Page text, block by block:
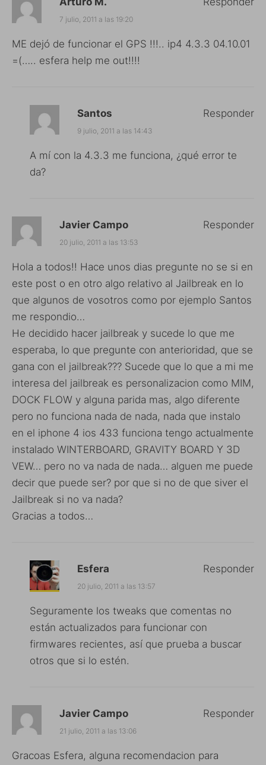
7 julio, 2011 a las 19:20
ME dejó de funcionar el GPS !!!.. ip4 4.3.3 04.10.01
=(….. esfera help me out!!!!
Santos
9 julio, 2011 a las 14:43
A mí con la 4.3.3 me funciona, ¿qué error te
da?
Responder
Javier Campo
20 julio, 2011 a las 13:53
Hola a todos!! Hace unos dias pregunte no se si en
este post o en otro algo relativo al Jailbreak en lo
que algunos de vosotros como por ejemplo Santos
me respondio…
He decidido hacer jailbreak y sucede lo que me
esperaba, lo que pregunte con anterioridad, que se
gana con el jailbreak??? Sucede que lo que a mi me
interesa del jailbreak es personalizacion como MIM,
DOCK FLOW y alguna parida mas, algo diferente
pero no funciona nada de nada, nada que instalo
en el iphone 4 ios 433 funciona tengo actualmente
instalado WINTERBOARD, GRAVITY BOARD Y 3D
VEW… pero no va nada de nada… alguen me puede
decir que puede ser? por que si no de que siver el
Jailbreak si no va nada?
Gracias a todos…
Responder
Esfera
20 julio, 2011 a las 13:57
Seguramente los tweaks que comentas no
están actualizados para funcionar con
firmwares recientes, así que prueba a buscar
otros que si lo estén.
Responder
Javier Campo
21 julio, 2011 a las 13:06
Gracoas Esfera, alguna recomendacion para
Responder